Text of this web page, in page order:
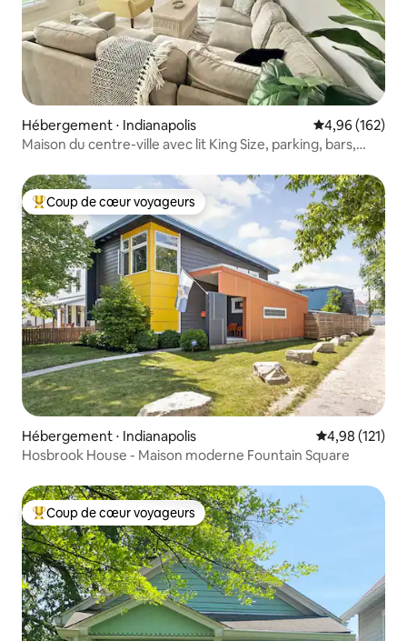
Hébergement ⋅ Indianapolis Évaluation
4,96 (162)
Maison du centre-ville avec lit King Size, parking, bars,
Coups de cœur voyageurs les plus appréciés
Coup de cœur voyageurs
Hébergement ⋅ Indianapolis Évaluation
4,98 (121)
Hosbrook House - Maison moderne Fountain Square
Coups de cœur voyageurs les plus appréciés
Coup de cœur voyageurs